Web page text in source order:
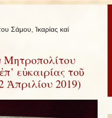
Σάμου, Ἰκαρίας καί
εὐκαιρίας τοῦ
2019)